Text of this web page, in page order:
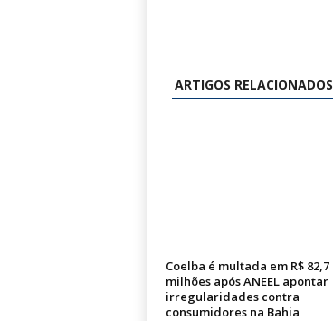
ARTIGOS RELACIONADOS
Coelba é multada em R$ 82,7
milhões após ANEEL apontar
irregularidades contra
consumidores na Bahia